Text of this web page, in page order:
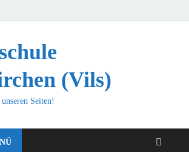
(Vils)
Seiten!